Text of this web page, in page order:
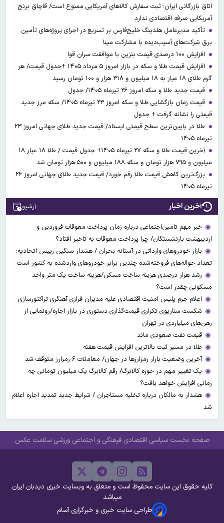
اتاق بازرگانی ایران؛ ثبت سفارش کالاهای آمریکایی ممنوع است/ قاچاق برنج
آمریکایی صرفه اقتصادی ندارد
تأکید مدیرعامل هلدینگ خلیج‌فارس بر تسریع در اجرای پروژه‌های تأمین
برق شرکت‌های آسیب‌دیده با مشارکت مپنا
افزایش ۱۰۰ درصدی قیمت بنزین با موافقت سران قوا
افزایش قیمت طلا و سکه در بازار امروز ۵ مرداد ۱۴۰۵ +جدول قیمت/ هر
گرم طلای ۱۸ عیار به ۱۸ میلیون و ۳۱۸ هزار و ۱۰۰ تومان رسید
قیمت جدید طلا و سکه امروز ۲۶ تیرماه ۱۴۰۵/ جدول
قیمت زمان بازگشایی طلا و سکه امروز ۲۳ تیرماه ۱۴۰۵/ سکه مرز جدید
قیمتی را نشانه گرفت + جدول
طلا در پایین‌ترین سطح قیمتی ایستاد/ قیمت جدید طلای جهانی امروز ۲۳
تیرماه ۱۴۰۵
آخرین قیمت طلا و سکه ۲۷ تیرماه ۱۴۰۵+ جدول قیمت / طلا ۱۸ عیار ۱۸
میلیون و ۷۹۵ هزار تومان و سکه ۱۸۸ میلیون و ۵۰۰ هزار تومان شد
بزرگ‌ترین کاهش قیمت طلا رقم خورد/ قیمت جدید طلای جهانی امروز ۲۶
تیرماه ۱۴۰۵
آخرین اخبار آرشیو
خبر مهم تامین‌اجتماعی درباره زمان پرداخت معوقات فروردین و
اردیبهشت بازنشستگان/ چرا پرداخت معوقات به تاخیر افتاد؟
بازار خودروهای وارداتی در آستانه بحران / هشدار سنگین رییس اتحادیه:
تعداد حواله‌های فروخته‌شده چندین برابر خودروهای واردشده به کشور است
رشد هزار درصدی هزینه ساخت مسکن/هزینه ساخت یک متر واحد
مسکونی چقدر است؟
اعلام جرم پلیس امنیت اقتصادی علیه مدیران فراری آهنگری تراکتورسازی
شکست سناریوی تکراری قیمت‌گذاری دستوری در بازار اجاره/رونمایی از
رهن‌های میلیاردی در تهران
قیمت نفت صعودی ماند
طلا در مسیر ثبت بالاترین افزایش قیمت هفته
آخرین وضعیت بازار رمزارزها در جهان/ معاملات ۶ رمزارز متوقف شد
یک تغییر مهم در حوزه کالابرگ/ رقم کالابرگ یک میلیون تومانی چه
زمانی افزایش خواهد یافت؟
هشدار به مالکان درباره تخلیه مستاجران / شرایط جدید تمدید اجاره اعلام
شد
صفحه نخست سیاسی اقتصادی فرهنگی و اجتماعی ورزشی سلامت عکس
کلیه حقوق این سایت محفوظ است و متعلق به وبسایت خبری دیدبان ایران
میباشد
طراحی سایت خبری و خبرگزاری آسام